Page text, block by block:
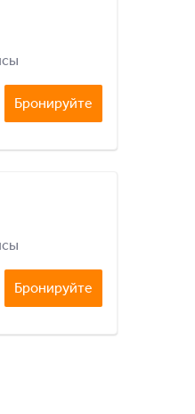
Бронируйте
Бронируйте